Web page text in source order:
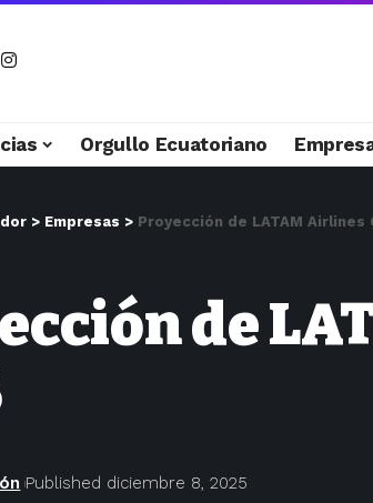
Orgullo Ecuatoriano
> Empresas > Proyección de LATAM Airlines
de
Published diciembre 8, 2025